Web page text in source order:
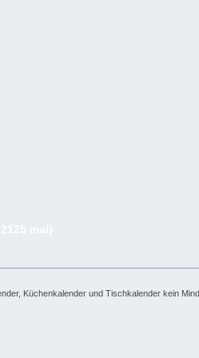
Küchenkalender und Tischkalender kein